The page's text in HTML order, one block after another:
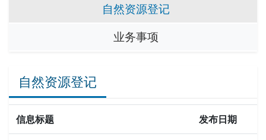
自然资源登记
业务事项
自然资源登记
信息标题 发布日期